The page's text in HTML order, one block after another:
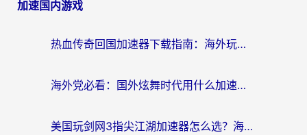
加速国内游戏
热血传奇回国加速器下载指南：海外玩家如何流畅砍怪不卡顿？
海外党必看：国外炫舞时代用什么加速器比较好？解决延迟卡顿的终极方案
美国玩剑网3指尖江湖加速器怎么选？海外党亲测避坑指南